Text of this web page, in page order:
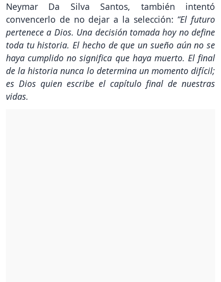
Neymar Da Silva Santos, también intentó
convencerlo de no dejar a la selección: “El futuro
pertenece a Dios. Una decisión tomada hoy no define
toda tu historia. El hecho de que un sueño aún no se
haya cumplido no significa que haya muerto. El final
de la historia nunca lo determina un momento difícil;
es Dios quien escribe el capítulo final de nuestras
vidas.